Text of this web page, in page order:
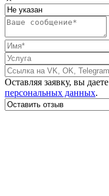
Оставляя заявку, вы даете
персональных данных.